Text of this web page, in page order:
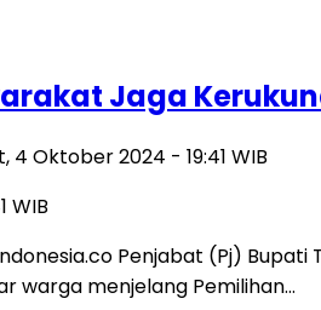
Jaga
4 Oktober 2024 - 19:41 WIB
WIB
Penjabat (Pj)
warga menjelang Pemilihan…